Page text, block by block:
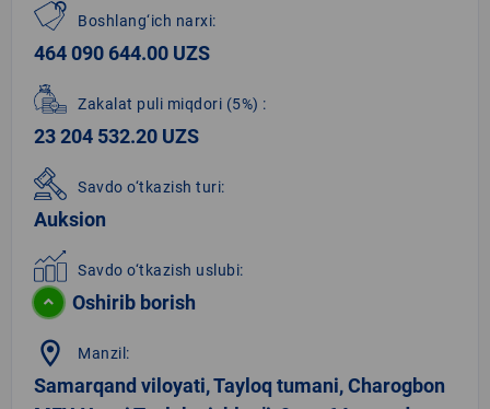
Boshlang‘ich narxi:
464 090 644.00 UZS
Zakalat puli miqdori (5%) :
23 204 532.20 UZS
Savdo o‘tkazish turi:
Auksion
Savdo o‘tkazish uslubi:
Oshirib borish
location_on Manzil:
Samarqand viloyati, Tayloq tumani, Charogbon